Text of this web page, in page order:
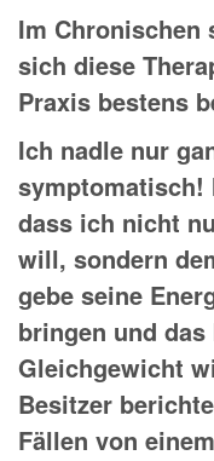
Im Chronischen
sich diese
Praxis bestens
Ich nadle nur
symptomatisch!
dass ich nicht
will, sondern
gebe seine
bringen und
Gleichgewicht
Besitzer
Fällen von